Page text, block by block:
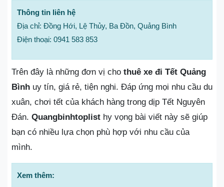
Thông tin liên hệ
Địa chỉ: Đồng Hới, Lệ Thủy, Ba Đồn, Quảng Bình
Điện thoại: 0941 583 853
Trên đây là những đơn vị cho thuê xe đi Tết Quảng
Bình uy tín, giá rẻ, tiện nghi. Đáp ứng mọi nhu cầu du
xuân, chơi tết của khách hàng trong dịp Tết Nguyên
Đán. Quangbinhtoplist hy vọng bài viết này sẽ giúp
bạn có nhiều lựa chọn phù hợp với nhu cầu của
mình.
Xem thêm: